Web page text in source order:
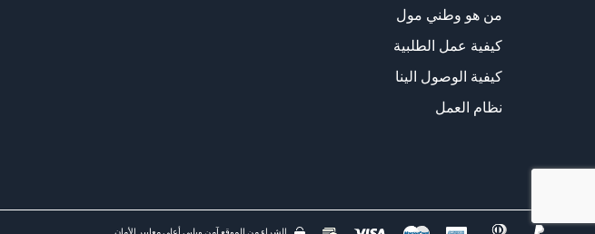
من هو وطني مول
كيفية عمل الطلبية
كيفية الوصول الينا
نظام العمل